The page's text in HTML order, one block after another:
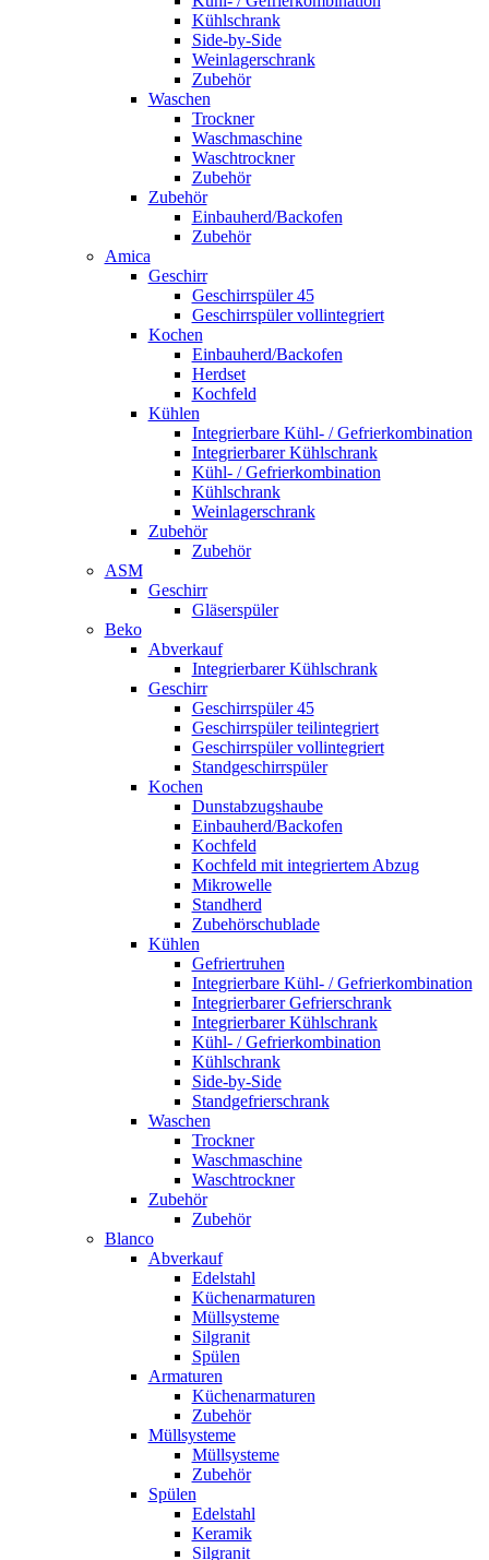
Kühlschrank
Side-by-Side
Weinlagerschrank
Zubehör
Waschen
Trockner
Waschmaschine
Waschtrockner
Zubehör
Zubehör
Einbauherd/Backofen
Zubehör
Amica
Geschirr
Geschirrspüler 45
Geschirrspüler vollintegriert
Kochen
Einbauherd/Backofen
Herdset
Kochfeld
Kühlen
Integrierbare Kühl- / Gefrierkombination
Integrierbarer Kühlschrank
Kühl- / Gefrierkombination
Kühlschrank
Weinlagerschrank
Zubehör
Zubehör
ASM
Geschirr
Gläserspüler
Beko
Abverkauf
Integrierbarer Kühlschrank
Geschirr
Geschirrspüler 45
Geschirrspüler teilintegriert
Geschirrspüler vollintegriert
Standgeschirrspüler
Kochen
Dunstabzugshaube
Einbauherd/Backofen
Kochfeld
Kochfeld mit integriertem Abzug
Mikrowelle
Standherd
Zubehörschublade
Kühlen
Gefriertruhen
Integrierbare Kühl- / Gefrierkombination
Integrierbarer Gefrierschrank
Integrierbarer Kühlschrank
Kühl- / Gefrierkombination
Kühlschrank
Side-by-Side
Standgefrierschrank
Waschen
Trockner
Waschmaschine
Waschtrockner
Zubehör
Zubehör
Blanco
Abverkauf
Edelstahl
Küchenarmaturen
Müllsysteme
Silgranit
Spülen
Armaturen
Küchenarmaturen
Zubehör
Müllsysteme
Müllsysteme
Zubehör
Spülen
Edelstahl
Keramik
Silgranit